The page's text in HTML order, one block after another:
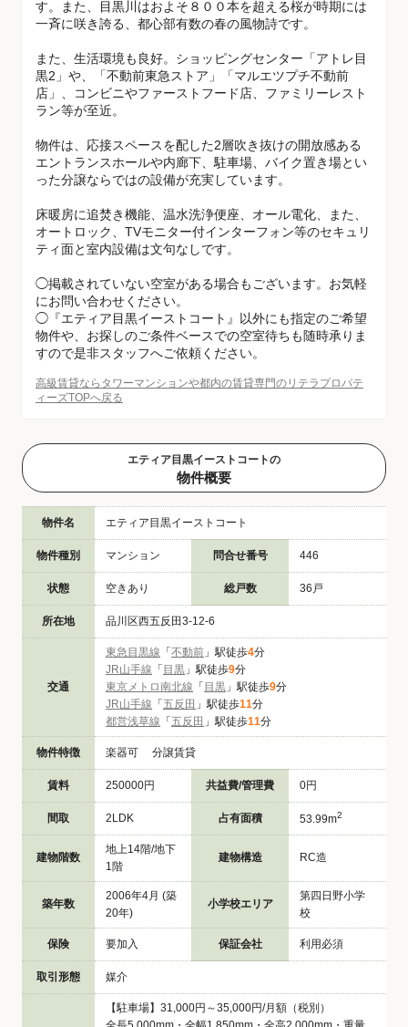
す。また、目黒川はおよそ８００本を超える桜が時期には
一斉に咲き誇る、都心部有数の春の風物詩です。
また、生活環境も良好。ショッピングセンター「アトレ目
黒2」や、「不動前東急ストア」「マルエツプチ不動前
店」、コンビニやファーストフード店、ファミリーレスト
ラン等が至近。
物件は、応接スペースを配した2層吹き抜けの開放感ある
エントランスホールや内廊下、駐車場、バイク置き場とい
った分譲ならではの設備が充実しています。
床暖房に追焚き機能、温水洗浄便座、オール電化、また、
オートロック、TVモニター付インターフォン等のセキュリ
ティ面と室内設備は文句なしです。
◯掲載されていない空室がある場合もございます。お気軽
にお問い合わせください。
◯『エティア目黒イーストコート』以外にも指定のご希望
物件や、お探しのご条件ベースでの空室待ちも随時承りま
すので是非スタッフへご依頼ください。
高級賃貸ならタワーマンションや都内の賃貸専門のリテラプロパテ
ィーズTOPへ戻る
エティア目黒イーストコートの
物件概要
物件名 エティア目黒イーストコート
物件種別 マンション 問合せ番号 446
状態 空きあり 総戸数 36戸
所在地 品川区西五反田3-12-6
交通
東急目黒線 「 不動前 」駅徒歩4分
JR山手線 「 目黒 」駅徒歩9分
東京メトロ南北線 「 目黒 」駅徒歩9分
JR山手線 「 五反田 」駅徒歩11分
都営浅草線 「 五反田 」駅徒歩11分
物件特徴 楽器可 分譲賃貸
賃料 250000円 共益費/管理費 0円
間取 2LDK 占有面積 53.99m2
建物階数
地上14階/地下
1階
建物構造 RC造
築年数
2006年4月 (築
20年)
小学校エリア
第四日野小学
校
保険 要加入 保証会社 利用必須
取引形態 媒介
【駐車場】31,000円～35,000円/月額（税別）